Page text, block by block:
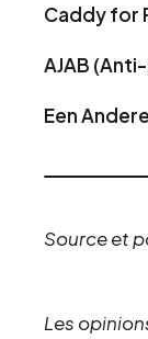
Caddy for
AJAB
Een
Source et
Les